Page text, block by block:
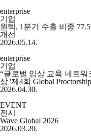
enterprise
기업
원텍, 1분기 수출 비중
개선
2026.05.14.
enterprise
기업
“글로벌 임상 교육 네트워
상 '제4회 Global
2026.04.30.
EVENT
전시
Wave Global 2026
2026.03.20.